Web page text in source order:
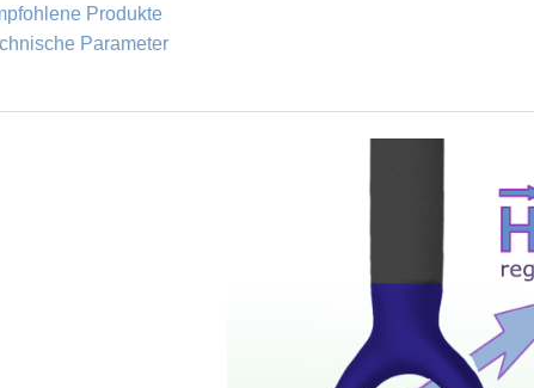
Produkte
Parameter